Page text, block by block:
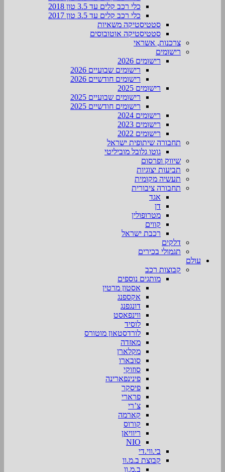
כלי רכב קלים עד 3.5 טון 2018
כלי רכב קלים עד 3.5 טון 2017
סטטיסטיקה משאיות
סטטיסטיקה אוטובוסים
צרכנות, אשראי
רישומים
רישומים 2026
רישומים שבועיים 2026
רישומים חודשיים 2026
רישומים 2025
רישומים שבועיים 2025
רישומים חודשיים 2025
רישומים 2024
רישומים 2023
רישומים 2022
תחבורה שיתופית ישראל
גוטו גלובל מוביליטי
שיווק ופרסום
תביעות יצוגיות
תעשיה מקומית
תחבורה ציבורית
אגד
דן
מטרופולין
קווים
רכבת ישראל
דלקים
תגמולי בכירים
עולם
קבוצות רכב
מותגים נוספים
אסטון מרטין
אקספנג
דונגפנג
ווינפאסט
לוסיד
לורדסטאון מוטורס
מאזדה
מקלארן
סובארו
סוזוקי
פינינפארינה
פיסקר
פרארי
צ’רי
קארמה
קורוס
ריוויאן
NIO
בי.ווי.די
קבוצת ב.מ.וו
ב.מ.וו